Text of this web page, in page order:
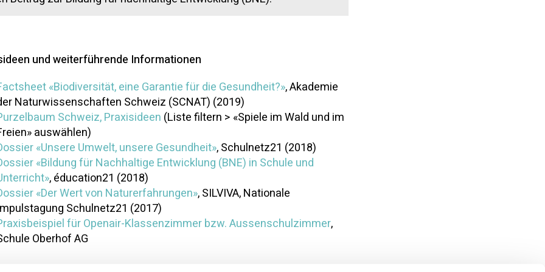
und weiterführende Informationen
«Biodiversität, eine Garantie für die Gesundheit?», Akademie
Naturwissenschaften Schweiz (SCNAT) (2019)
Schweiz, Praxisideen (Liste filtern > «Spiele im Wald und im
auswählen)
«Unsere Umwelt, unsere Gesundheit», Schulnetz21 (2018)
«Bildung für Nachhaltige Entwicklung (BNE) in Schule und
, éducation21 (2018)
«Der Wert von Naturerfahrungen», SILVIVA, Nationale
Schulnetz21 (2017)
für Openair-Klassenzimmer bzw. Aussenschulzimmer,
Oberhof AG